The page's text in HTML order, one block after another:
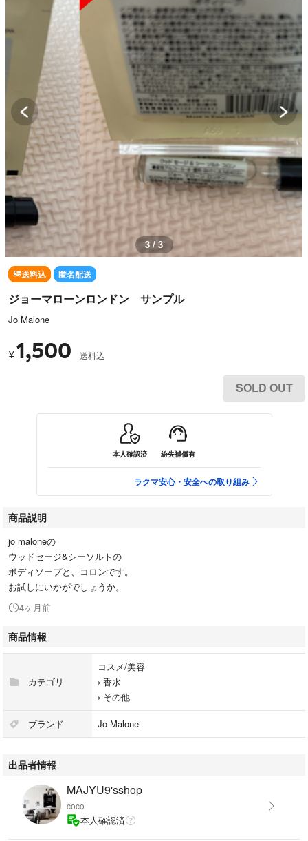
3 / 3
送料込 匿名配送
ジョーマローンロンドン サンプル
Jo Malone
¥1,500 送料込
SOLD OUT
本人確認済 紛失補償有
ラクマ安心・安全への取り組み
商品説明
jo maloneの
ウッドセージ&シーソルトの
ボディソープと、コロンです。
お試しにいかがでしょうか。
4ヶ月前
商品情報
カテゴリ
コスメ/美容
› 香水
› その他
ブランド Jo Malone
出品者情報
MAJYU9'sshop
coco
本人確認済